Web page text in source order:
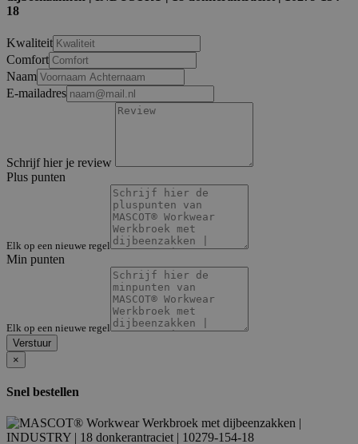
18
Kwaliteit
Comfort
Naam
E-mailadres
Schrijf hier je review
Plus punten
Elk op een nieuwe regel
Min punten
Elk op een nieuwe regel
Verstuur
×
Snel bestellen